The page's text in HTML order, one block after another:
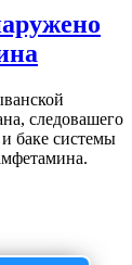
следовашего
баке системы